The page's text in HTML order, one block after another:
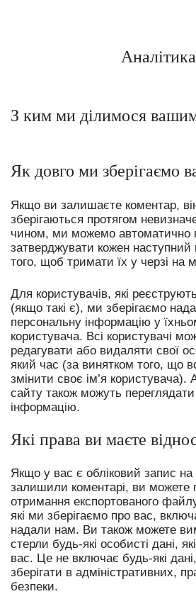
Аналітика
З ким ми ділимося
Як довго ми зберігаємо
Якщо ви залишаєте коментар,
зберігаються протягом
чином, ми можемо автоматично
затверджувати кожен наступний
того, щоб тримати їх у черзі на
Для користувачів, які
(якщо такі є), ми зберігаємо
персональну інформацію у
користувача. Всі користувачі
редагувати або видаляти свої
який час (за винятком того, що
змінити своє ім’я користувача).
сайту також можуть
інформацію.
Які права ви маєте
Якщо у вас є обліковий запис
залишили коментарі, ви можете
отримання експортованого
які ми зберігаємо про вас,
надали нам. Ви також можете
стерли будь-які особисті дані,
вас. Це не включає будь-які дані,
зберігати в адміністративних,
безпеки.